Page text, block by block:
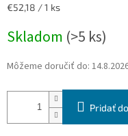
Jednotková
€52,18 / 1 ks
Skladom (>5 ks)
Môžeme doručiť do:
Pridať